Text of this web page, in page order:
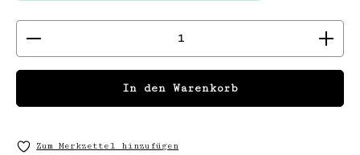
Produkt Anzahl: Gib den gewünschten
In den Warenkorb
Zum Merkzettel hinzufügen